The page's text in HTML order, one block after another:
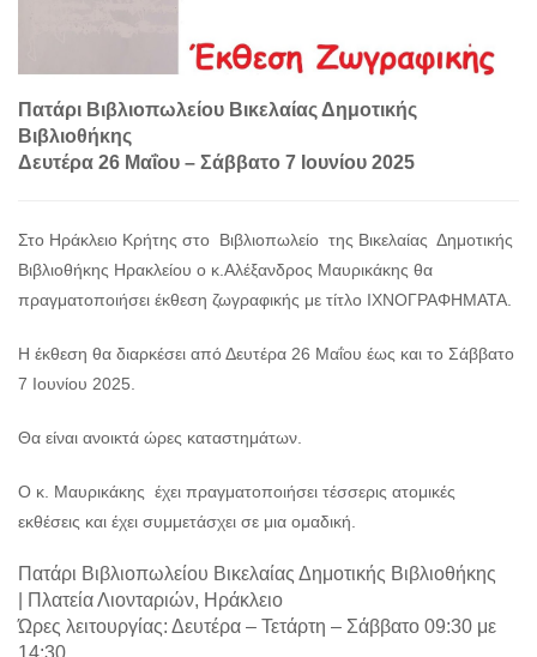
Πατάρι Βιβλιοπωλείου Βικελαίας Δημοτικής
Βιβλιοθήκης
Δευτέρα 26 Μαΐου – Σάββατο 7 Ιουνίου 2025
Στο Ηράκλειο Κρήτης στο Βιβλιοπωλείο της Βικελαίας Δημοτικής
Βιβλιοθήκης Ηρακλείου ο κ.Αλέξανδρος Μαυρικάκης θα
πραγματοποιήσει έκθεση ζωγραφικής με τίτλο ΙΧΝΟΓΡΑΦΗΜΑΤΑ.
Η έκθεση θα διαρκέσει από Δευτέρα 26 Μαΐου έως και το Σάββατο
7 Ιουνίου 2025.
Θα είναι ανοικτά ώρες καταστημάτων.
Ο κ. Μαυρικάκης έχει πραγματοποιήσει τέσσερις ατομικές
εκθέσεις και έχει συμμετάσχει σε μια ομαδική.
Πατάρι Βιβλιοπωλείου Βικελαίας Δημοτικής Βιβλιοθήκης
Πλατεία Λιονταριών, Ηράκλειο
Ώρες λειτουργίας: Δευτέρα – Τετάρτη – Σάββατο 09:30 με
14:30